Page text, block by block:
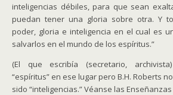
inteligencias débiles, para que sean
puedan tener una gloria sobre otra. Y
poder, gloria e inteligencia en el cual es
salvarlos en el mundo de los espíritus.”
(El que escribía (secretario,
“espíritus” en ese lugar pero B.H. Roberts
sido “inteligencias.” Véanse las Enseñanzas